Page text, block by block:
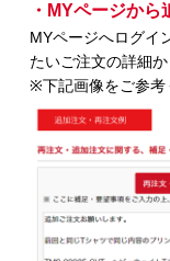
・MYページから
MYページへログイ
たいご注文の詳細か
※下記画像をご参考